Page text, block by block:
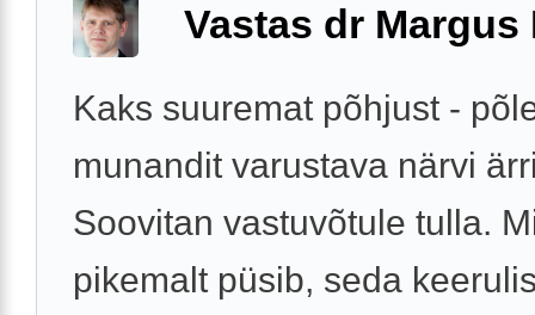
Vastas dr Margus
Kaks suuremat põhjust -
munandit varustava närvi
Soovitan vastuvõtule tulla.
pikemalt püsib, seda